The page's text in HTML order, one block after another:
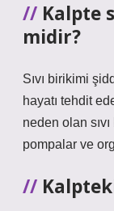
Kalpte
midir?
Sıvı birikimi
hayatı tehdit
neden olan
pompalar ve